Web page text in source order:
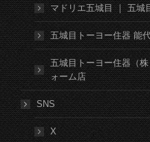
マドリエ五城目 ｜ 五城
五城目トーヨー住器 能
五城目トーヨー住器（
ォーム店
SNS
X